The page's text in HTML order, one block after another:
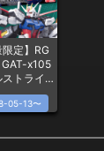
限定】RG
x105
トライ
ダム
05-13〜